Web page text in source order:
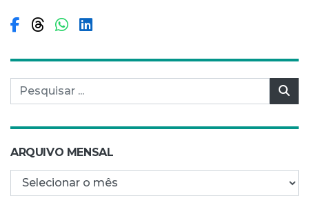
Compartilhar no Facebook
Compartilhar no Threads
Compartilhar no WhatsApp
Compartilhar no LinkedIn
Pesquisar por:
ARQUIVO MENSAL
Arquivo mensal